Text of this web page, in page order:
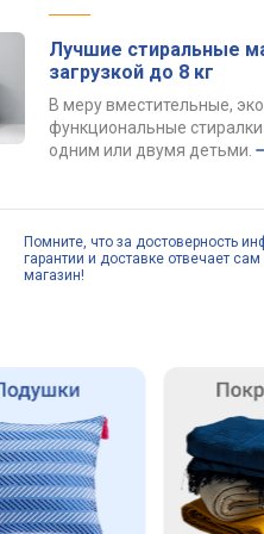
Лучшие стиральные
загрузкой до 8 кг
В меру вместительные,
функциональные
одним или двумя детьми.
Помните, что за достоверность
гарантии и доставке отвечает сам
магазин!